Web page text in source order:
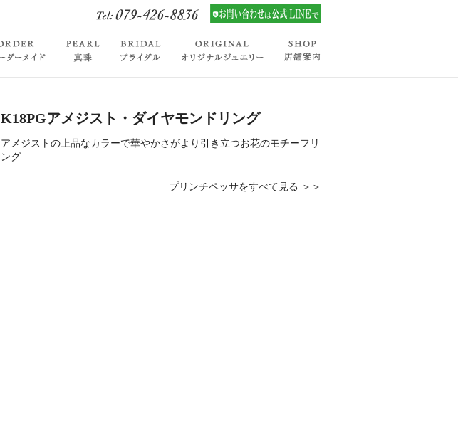
K18PGアメジスト・ダイヤモンドリング
アメジストの上品なカラーで華やかさがより引き立つお花のモチーフリ
ング
プリンチペッサをすべて見る ＞＞